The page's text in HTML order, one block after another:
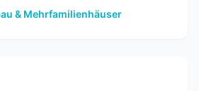
& Mehrfamilienhäuser